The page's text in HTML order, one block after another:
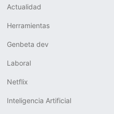
Actualidad
Herramientas
Genbeta dev
Laboral
Netflix
Inteligencia Artificial